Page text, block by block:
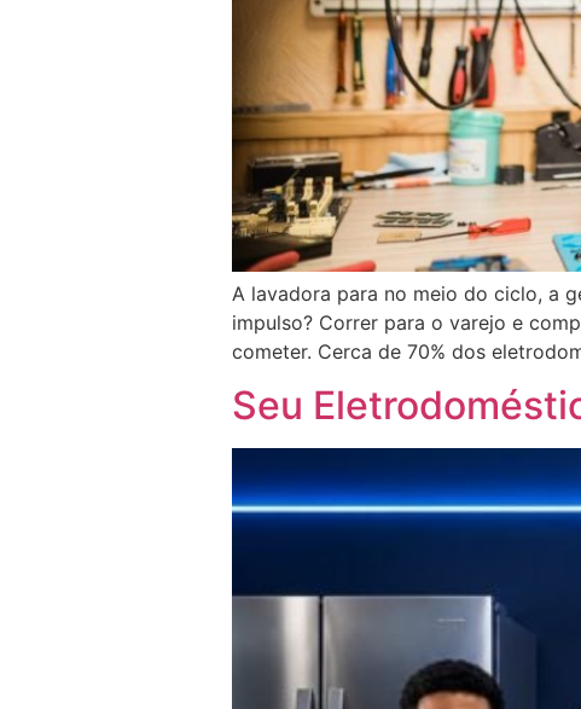
A lavadora para no meio do ciclo, a
impulso? Correr para o varejo e
cometer. Cerca de 70% dos
Seu